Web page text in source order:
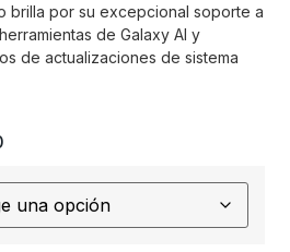
brilla por su excepcional soporte a
de Galaxy AI y
de actualizaciones de sistema